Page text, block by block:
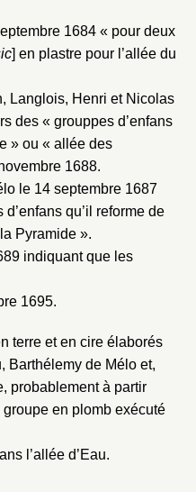
1684 « pour deux
] en plastre pour l’allée du
Langlois, Henri et Nicolas
des « grouppes d’enfans
» ou « allée des
1688.
le 14 septembre 1687
qu’il reforme de
Pyramide ».
indiquant que les
1695.
terre et en cire élaborés
Barthélemy de Mélo et,
probablement à partir
groupe en plomb exécuté
l’allée d’Eau.
ajouter la
Fermer